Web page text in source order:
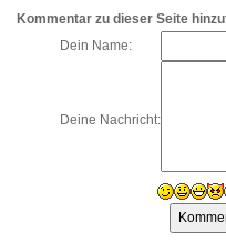
Kommentar zu dieser Seite
Dein Name:
Deine Nachricht: